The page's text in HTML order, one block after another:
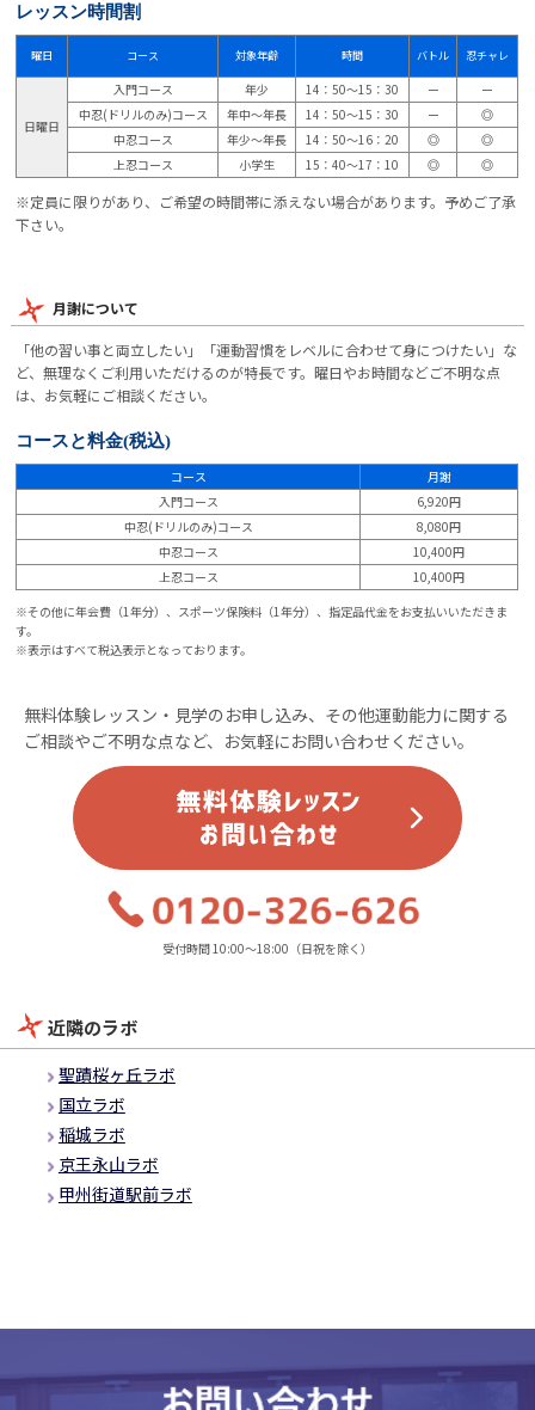
レッスン時間割
曜日 コース 対象年齢 時間 バトル 忍チャレ
日曜日
入門コース 年少 14：50～15：30 ー
ー
中忍(ドリルのみ)コース
年中～年長 14：50～15：30 ー
◎
中忍コース
年少～年長 14：50～16：20 ◎
◎
上忍コース
小学生 15：40～17：10 ◎ ◎
※定員に限りがあり、ご希望の時間帯に添えない場合があります。予めご了承
下さい。
月謝について
「他の習い事と両立したい」「運動習慣をレベルに合わせて身につけたい」な
ど、無理なくご利用いただけるのが特長です。曜日やお時間などご不明な点
は、お気軽にご相談ください。
コースと料金(税込)
コース
月謝
入門コース
6,920円
中忍(ドリルのみ)コース
8,080円
中忍コース
10,400円
上忍コース
10,400円
※その他に年会費（1年分）、スポーツ保険料（1年分）、指定品代金をお支払いいただきま
す。
※表示はすべて税込表示となっております。
無料体験レッスン・見学のお申し込み、その他運動能力に関する
ご相談やご不明な点など、お気軽にお問い合わせください。
受付時間 10:00～18:00（日祝を除く）
近隣のラボ
聖蹟桜ヶ丘ラボ
国立ラボ
稲城ラボ
京王永山ラボ
甲州街道駅前ラボ